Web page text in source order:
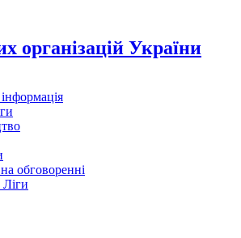
організацій України
обговоренні
Ліги